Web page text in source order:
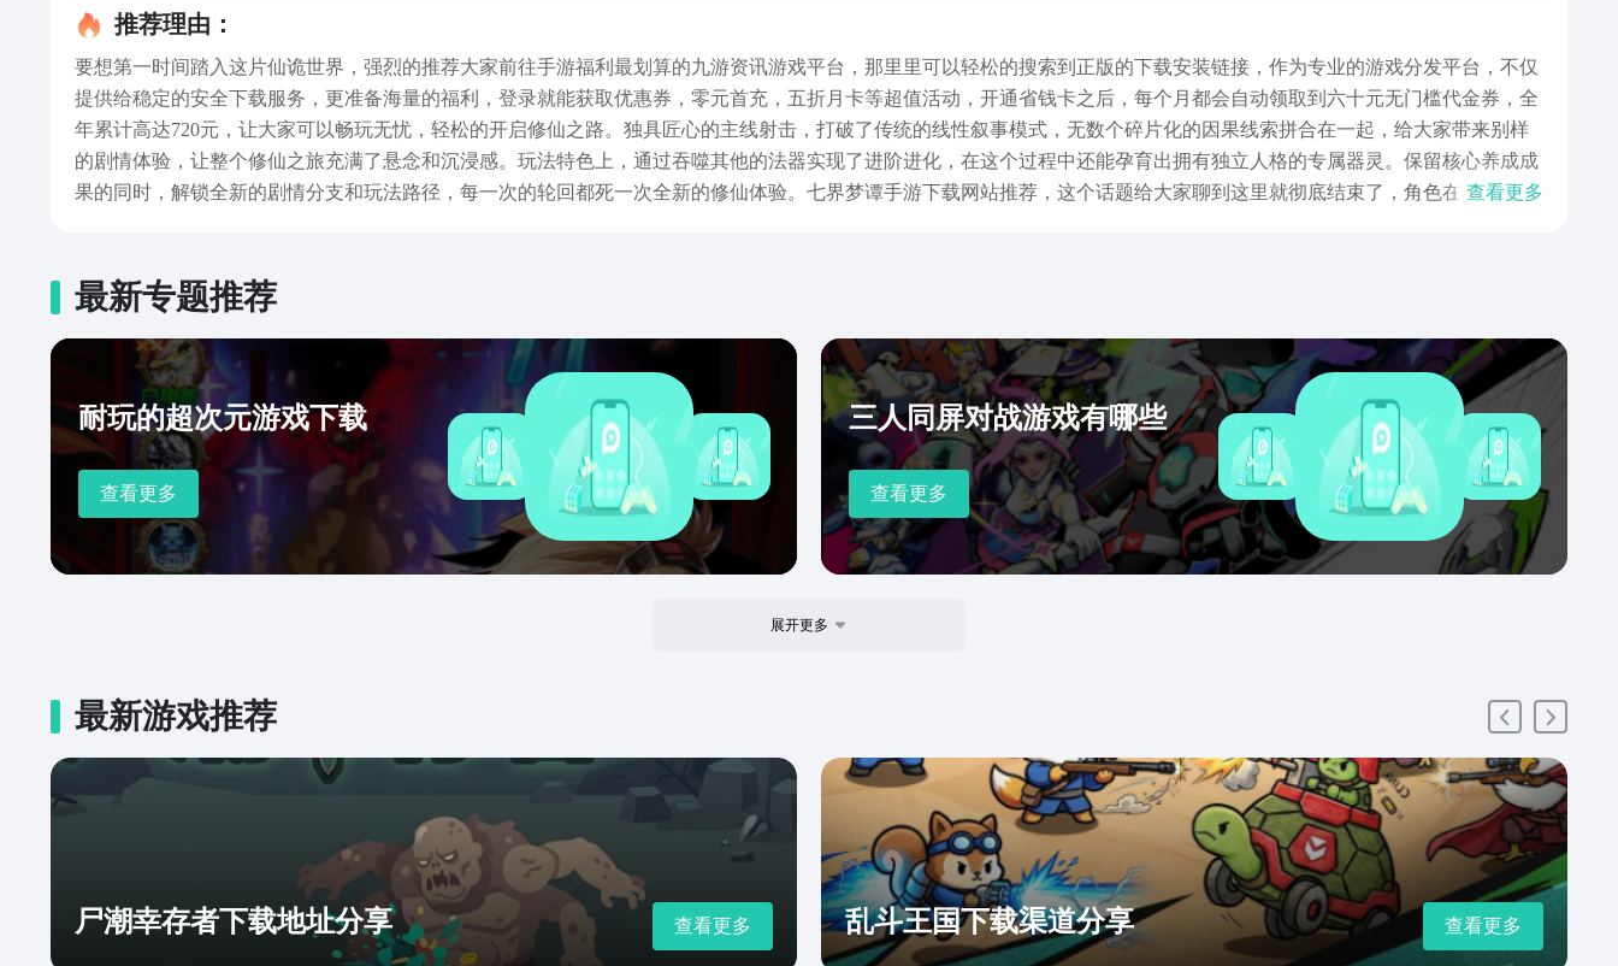
推荐理由：
要想第一时间踏入这片仙诡世界，强烈的推荐大家前往手游福利最划算的九游资讯游戏平台，那里里可以轻松的搜索到正版的下载安装链接，作为专业的游戏分发平台，不仅
提供给稳定的安全下载服务，更准备海量的福利，登录就能获取优惠券，零元首充，五折月卡等超值活动，开通省钱卡之后，每个月都会自动领取到六十元无门槛代金券，全
年累计高达720元，让大家可以畅玩无忧，轻松的开启修仙之路。独具匠心的主线射击，打破了传统的线性叙事模式，无数个碎片化的因果线索拼合在一起，给大家带来别样
的剧情体验，让整个修仙之旅充满了悬念和沉浸感。玩法特色上，通过吞噬其他的法器实现了进阶进化，在这个过程中还能孕育出拥有独立人格的专属器灵。保留核心养成成
果的同时，解锁全新的剧情分支和玩法路径，每一次的轮回都死一次全新的修仙体验。七界梦谭手游下载网站推荐，这个话题给大家聊到这里就彻底结束了，角色在飞升之
查看更多
最新专题推荐
耐玩的超次元游戏下载
查看更多
三人同屏对战游戏有哪些
查看更多
展开更多
最新游戏推荐
尸潮幸存者下载地址分享 查看更多 乱斗王国下载渠道分享 查看更多